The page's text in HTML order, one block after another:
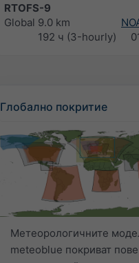
RTOFS-9
Global 9.0 km
192 ч (3-hourly)
Глобално покритие
Метеорологичните
meteoblue покриват